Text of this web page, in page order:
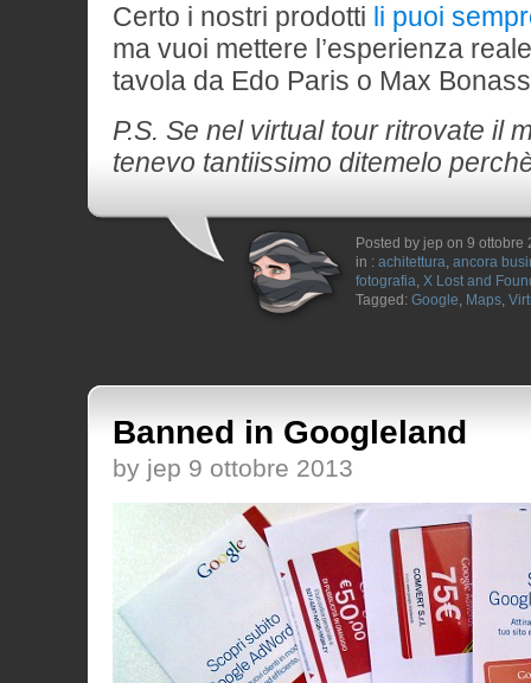
Certo i nostri prodotti li puoi
ma vuoi mettere l’esperienza
tavola da Edo Paris o Max
P.S. Se nel virtual tour ritrovate il
tenevo tantiissimo ditemelo
Posted by jep on 9 ottobre
in : achitettura, ancora
fotografia, X Lost and
Tagged: Google, Maps,
Banned in Googleland
by jep 9 ottobre 2013